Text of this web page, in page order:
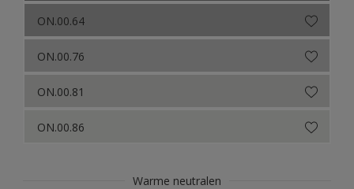
ON.00.64
ON.00.76
ON.00.81
ON.00.86
Warme neutralen